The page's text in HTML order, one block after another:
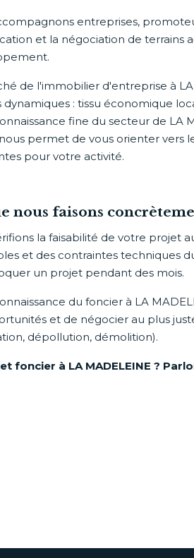
entreprises,
et la négociation de terrains
de l'immobilier d'entreprise à
: tissu économique
fine du secteur de LA
permet de vous orienter vers
pour votre activité.
nous faisons
la faisabilité de votre projet
et des contraintes techniques
un projet pendant des mois.
du foncier à LA
et de négocier au plus
dépollution, démolition).
foncier à LA MADELEINE ?